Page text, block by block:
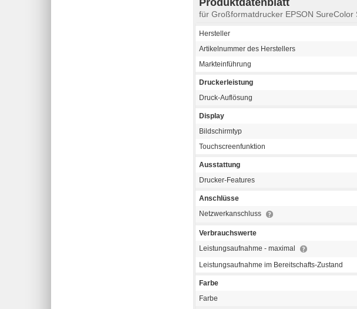
für Großformatdrucker EPSON SureColor
Hersteller
Artikelnummer des Herstellers
Markteinführung
Druckerleistung
Druck-Auflösung
Display
Bildschirmtyp
Touchscreenfunktion
Ausstattung
Drucker-Features
Anschlüsse
Netzwerkanschluss
Verbrauchswerte
Leistungsaufnahme - maximal
Leistungsaufnahme im Bereitschafts-Zustand
Farbe
Farbe